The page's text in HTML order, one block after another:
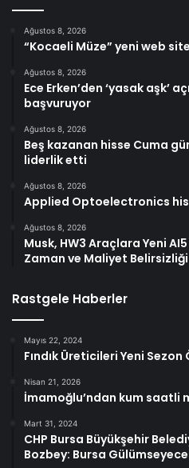
Ağustos 8, 2026
“Kocaeli Müze” yeni web
Ağustos 8, 2026
Ece Erken’den ‘yasak aşk’
başvuruyor
Ağustos 8, 2026
Beş kazanan hisse Cuma
liderlik etti
Ağustos 8, 2026
Applied Optoelectronics
Ağustos 8, 2026
Musk, HW3 Araçlara Yeni
Zaman ve Maliyet
Rastgele Haberler
Mayıs 22, 2024
Fındık Üreticileri Yeni
Nisan 21, 2026
İmamoğlu’ndan kum saatli
Mart 31, 2024
CHP Bursa Büyükşehir
Bozbey: Bursa